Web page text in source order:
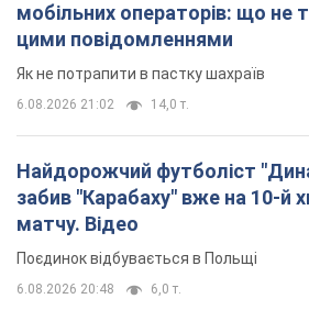
мобільних операторів: що не
цими повідомленнями
Як не потрапити в пастку шахраїв
6.08.2026 21:02 14,0 т.
Найдорожчий футболіст
забив "Карабаху" вже на 10-й
матчу. Відео
Поєдинок відбувається в Польщі
6.08.2026 20:48 6,0 т.